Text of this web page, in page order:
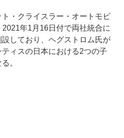
・クライスラー・オートモビ
年1月16日付で両社統合に
しており、ヘグストロム氏が
ィスの日本における2つの子
。